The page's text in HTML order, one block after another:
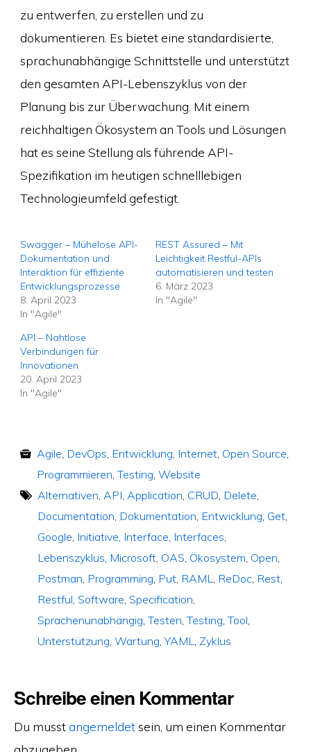
zu entwerfen, zu erstellen und zu
dokumentieren. Es bietet eine standardisierte,
sprachunabhängige Schnittstelle und unterstützt
den gesamten API-Lebenszyklus von der
Planung bis zur Überwachung. Mit einem
reichhaltigen Ökosystem an Tools und Lösungen
hat es seine Stellung als führende API-
Spezifikation im heutigen schnelllebigen
Technologieumfeld gefestigt.
Swagger – Mühelose API-
Dokumentation und
Interaktion für effiziente
Entwicklungsprozesse
8. April 2023
In "Agile"
REST Assured – Mit
Leichtigkeit Restful-APIs
automatisieren und testen
6. März 2023
In "Agile"
API – Nahtlose
Verbindungen für
Innovationen
20. April 2023
In "Agile"
Agile DevOps Entwicklung Internet, Open Source
Programmieren ,Testing Website
Alternativen API Application CRUD Delete
Documentation Dokumentation Entwicklung Get,
Google Initiative Interface Interfaces
Lebenszyklus Microsoft, OAS Ökosystem Open
Postman Programming Put, RAML ReDoc, Rest,
Restful Software Specification
Sprachenunabhängig ,Testen ,Testing ,Tool
Unterstützung Wartung ,YAML Zyklus
Schreibe einen Kommentar
Du musstangemeldetsein, um einen Kommentar
abzugeben.